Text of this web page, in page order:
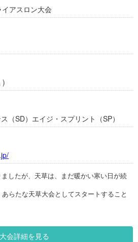
アスロン大会
)
（SD）エイジ・スプリント（SP）
したが、天草は、まだ暖かい寒い日が続
らたな天草大会としてスタートすること
大会詳細を見る